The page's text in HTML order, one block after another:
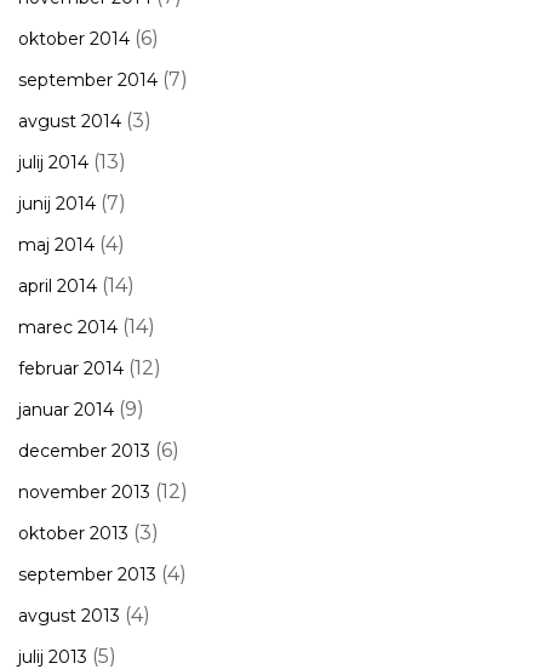
oktober 2014 (6)
september 2014 (7)
avgust 2014 (3)
julij 2014 (13)
junij 2014 (7)
maj 2014 (4)
april 2014 (14)
marec 2014 (14)
februar 2014 (12)
januar 2014 (9)
december 2013 (6)
november 2013 (12)
oktober 2013 (3)
september 2013 (4)
avgust 2013 (4)
julij 2013 (5)